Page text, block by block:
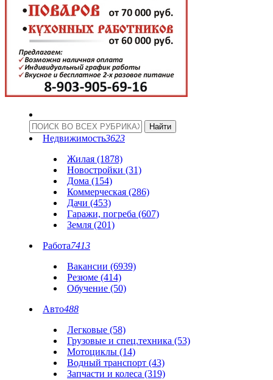
Недвижимость3623
Жилая (1878)
Новостройки (31)
Дома (154)
Коммерческая (286)
Дачи (453)
Гаражи, погреба (607)
Земля (201)
Работа7413
Вакансии (6939)
Резюме (414)
Обучение (50)
Авто488
Легковые (58)
Грузовые и спец.техника (53)
Мотоциклы (14)
Водный транспорт (43)
Запчасти и колеса (319)